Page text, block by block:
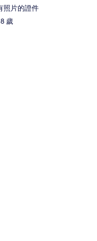
照片的證件
歲